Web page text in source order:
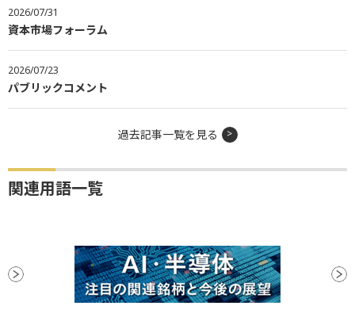
2026/07/31
資本市場フォーラム
2026/07/23
パブリックコメント
過去記事一覧を見る
関連用語一覧